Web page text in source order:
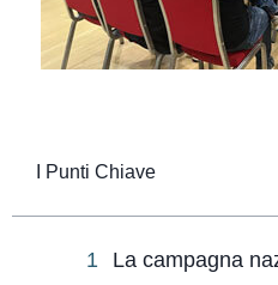
I Punti Chiave
La campagna